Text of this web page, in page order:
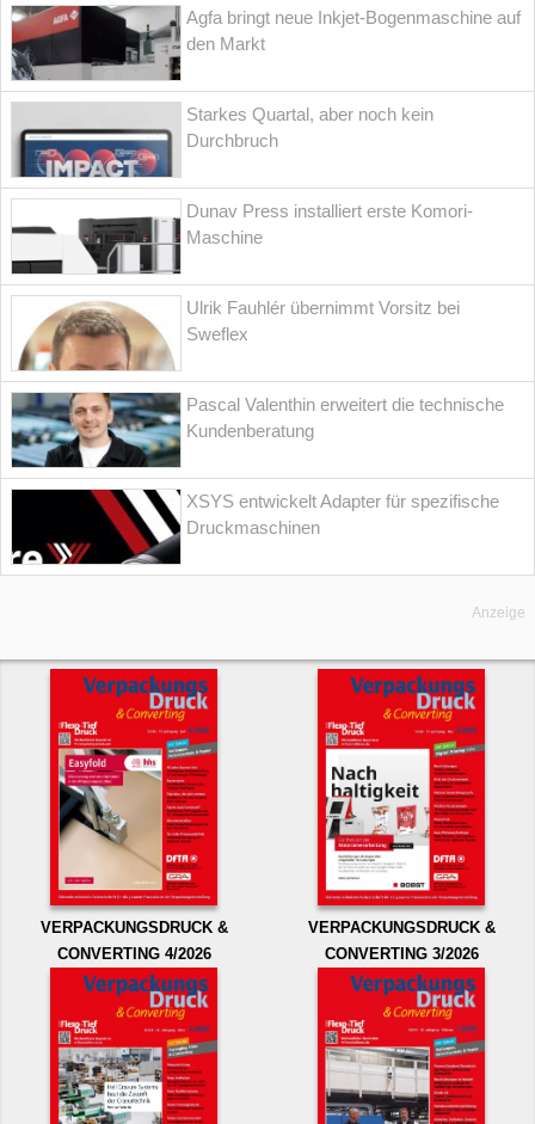
Agfa bringt neue Inkjet-Bogenmaschine auf
den Markt
Starkes Quartal, aber noch kein
Durchbruch
Dunav Press installiert erste Komori-
Maschine
Ulrik Fauhlér übernimmt Vorsitz bei
Sweflex
Pascal Valenthin erweitert die technische
Kundenberatung
XSYS entwickelt Adapter für spezifische
Druckmaschinen
Anzeige
VERPACKUNGSDRUCK &
CONVERTING 4/2026
VERPACKUNGSDRUCK &
CONVERTING 3/2026